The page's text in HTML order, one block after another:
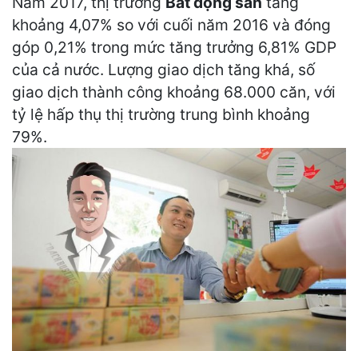
khoảng 4,07% so với cuối năm 2016 và đóng
góp 0,21% trong mức tăng trưởng 6,81% GDP
của cả nước. Lượng giao dịch tăng khá, số
giao dịch thành công khoảng 68.000 căn, với
tỷ lệ hấp thụ thị trường trung bình khoảng
79%.